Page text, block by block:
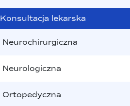
Konsultacja lekarska
Neurochirurgiczna
Neurologiczna
Ortopedyczna